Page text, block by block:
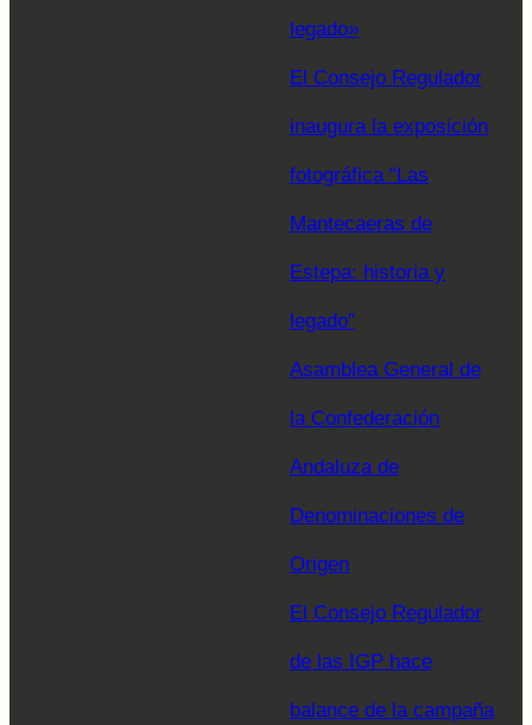
legado»
El Consejo Regulador
inaugura la exposición
fotográfica “Las
Mantecaeras de
Estepa: historia y
legado”
Asamblea General de
la Confederación
Andaluza de
Denominaciones de
Origen
El Consejo Regulador
de las IGP hace
balance de la campaña